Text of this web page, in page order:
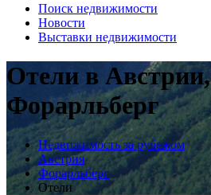
Поиск недвижимости
Новости
Выставки недвижимости
Отели в Австрии,
Форарльберг
Недвижимость за рубежом
Австрия
Форарльберг
Отели